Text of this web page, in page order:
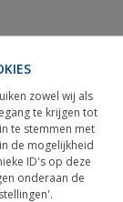
zowel wij als
te krijgen tot
te stemmen met
de mogelijkheid
ID's op deze
onderaan de